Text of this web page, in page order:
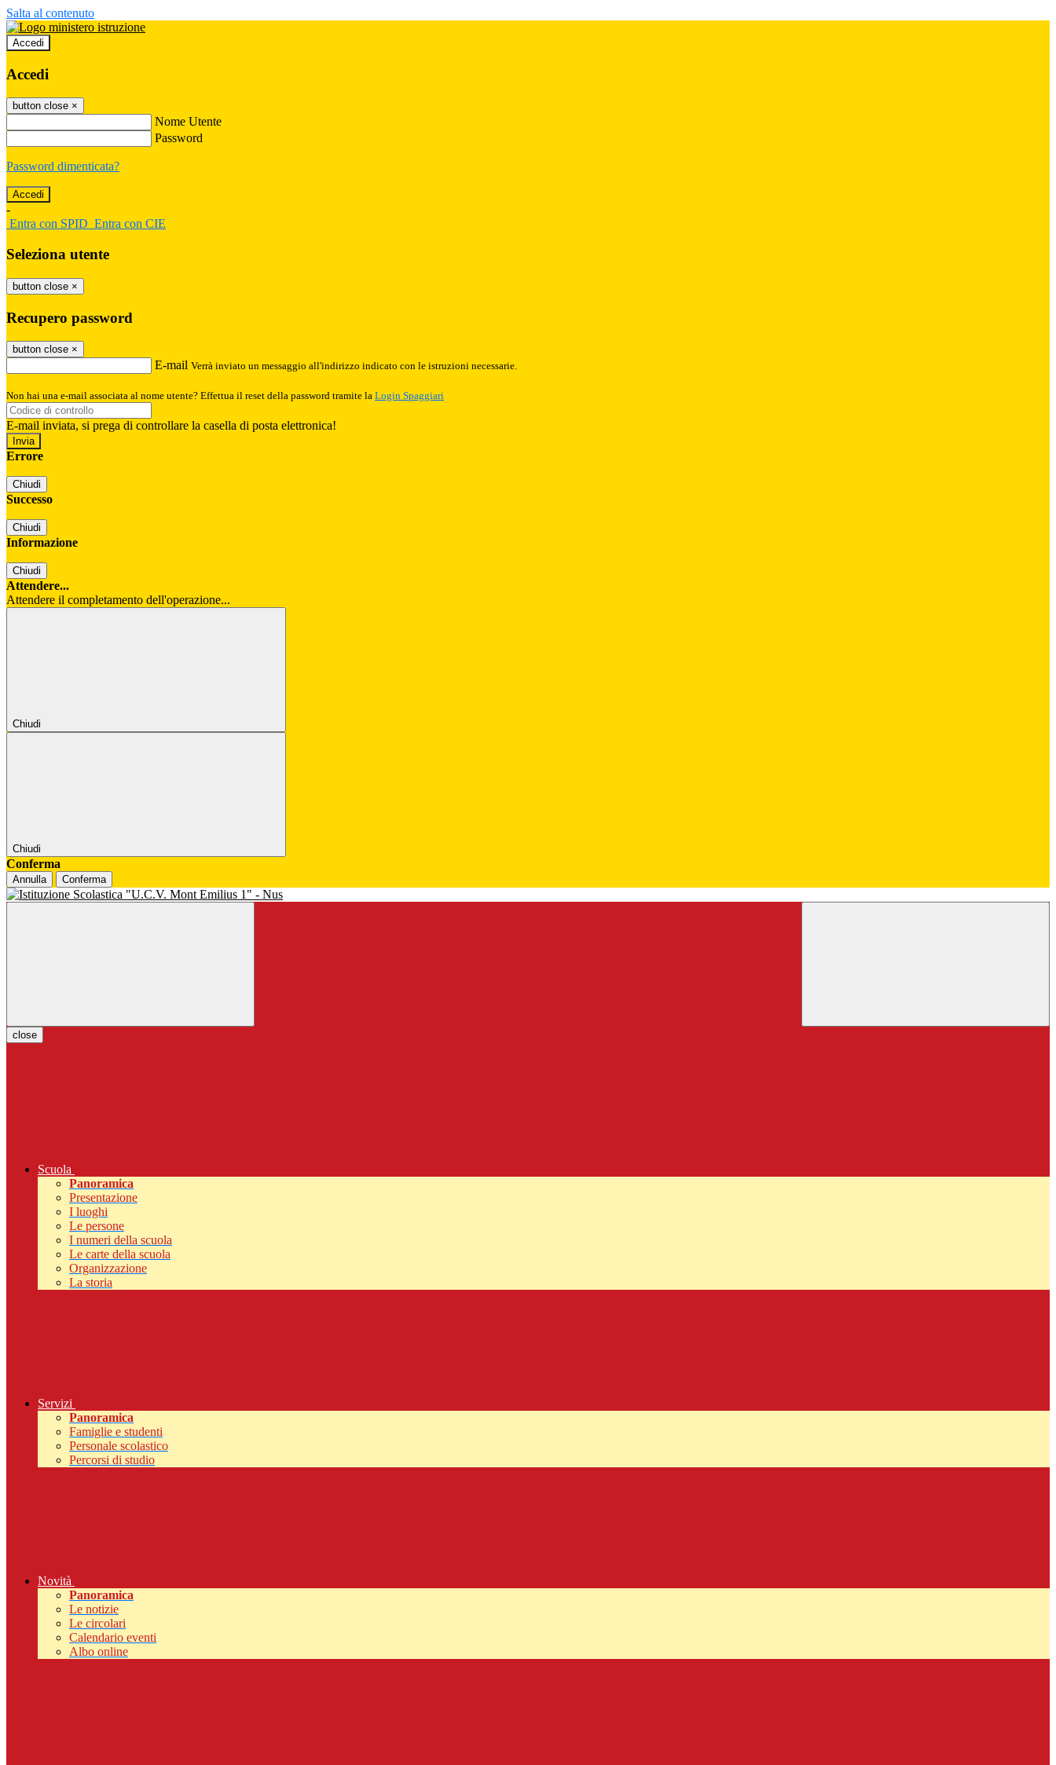
Salta al contenuto
Accedi
Accedi
button close ×
Nome Utente
Password
Password dimenticata?
-
Entra con SPID Entra con CIE
Seleziona utente
button close ×
Recupero password
button close ×
E-mail Verrà inviato un messaggio all'indirizzo indicato con le istruzioni necessarie.
Non hai una e-mail associata al nome utente? Effettua il reset della password tramite la Login Spaggiari
E-mail inviata, si prega di controllare la casella di posta elettronica!
Errore
Chiudi
Successo
Chiudi
Informazione
Chiudi
Attendere...
Attendere il completamento dell'operazione...
Chiudi
Chiudi
Conferma
Annulla Conferma
close
Scuola
Panoramica
Presentazione
I luoghi
Le persone
I numeri della scuola
Le carte della scuola
Organizzazione
La storia
Servizi
Panoramica
Famiglie e studenti
Personale scolastico
Percorsi di studio
Novità
Panoramica
Le notizie
Le circolari
Calendario eventi
Albo online